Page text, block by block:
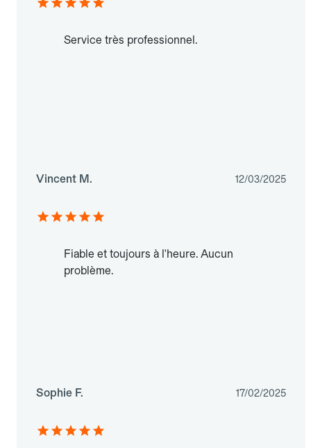
Service très professionnel.
Vincent M. 12/03/2025
Fiable et toujours à l'heure. Aucun
problème.
Sophie F. 17/02/2025